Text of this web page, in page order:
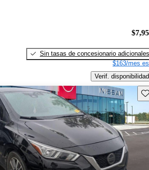
Sin tasas de concesionario adicionales
$163/mes
Verif. disponibilidad